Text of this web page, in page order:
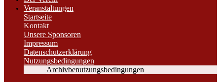
Veranstaltungen
Startseite
Kontakt
Unsere Sponsoren
Impressum
Datenschutzerklärung
Nutzungsbedingungen
Archivbenutzungsbedingungen